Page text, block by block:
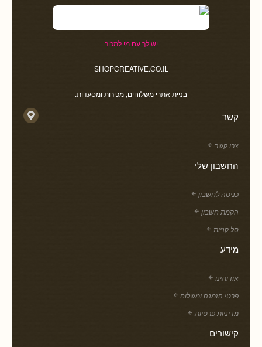
יש לך עם מי למכור
SHOPCREATIVE.CO.IL
בניית אתרי משלוחים, מכירות ומסעדות.
קשר
צרו קשר
החשבון שלי
כניסה לחשבון
הקמת חשבון
סל קניות
מידע
אודותינו
פרטי הזמנה ומשלוח
מדיניות פרטיות
קישורים